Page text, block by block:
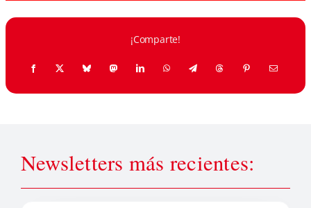
¡Comparte!
Newsletters más recientes: